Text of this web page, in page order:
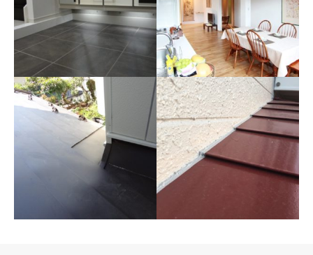
全面の断熱化工事
フルリノベーション